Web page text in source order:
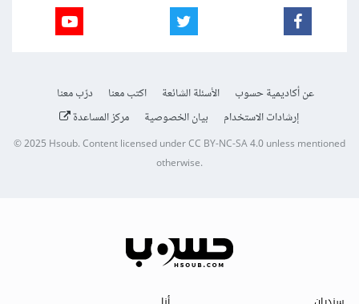
عن أكاديمية حسوب الأسئلة الشائعة اكتب معنا
درّب معنا
إرشادات الاستخدام
بيان الخصوصية مركز المساعدة
© 2025Hsoub.Content licensed underCC BY-NC-SA 4.0unless mentioned
otherwise.